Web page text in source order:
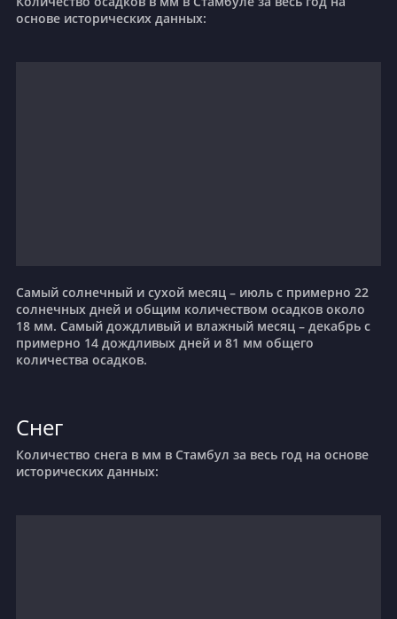
основе исторических данных:
Самый солнечный и сухой месяц – июль с примерно 22
солнечных дней и общим количеством осадков около
18 мм. Самый дождливый и влажный месяц – декабрь с
примерно 14 дождливых дней и 81 мм общего
количества осадков.
Снег
Количество снега в мм в Стамбул за весь год на основе
исторических данных: